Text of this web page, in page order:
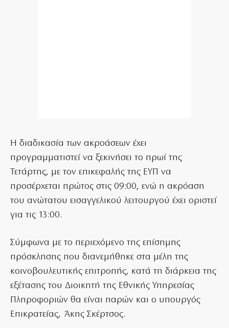
Η διαδικασία των ακροάσεων έχει
προγραμματιστεί να ξεκινήσει το πρωί της
Τετάρτης, με τον επικεφαλής της ΕΥΠ να
προσέρχεται πρώτος στις 09:00, ενώ η ακρόαση
του ανώτατου εισαγγελικού λειτουργού έχει οριστεί
για τις 13:00.
Σύμφωνα με το περιεχόμενο της επίσημης
πρόσκλησης που διανεμήθηκε στα μέλη της
κοινοβουλευτικής επιτροπής, κατά τη διάρκεια της
εξέτασης του Διοικητή της Εθνικής Υπηρεσίας
Πληροφοριών θα είναι παρών και ο υπουργός
Επικρατείας, Άκης Σκέρτσος.